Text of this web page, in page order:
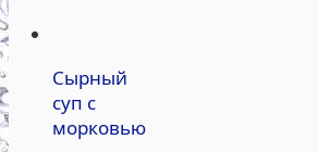
Сырный
суп с
морковью